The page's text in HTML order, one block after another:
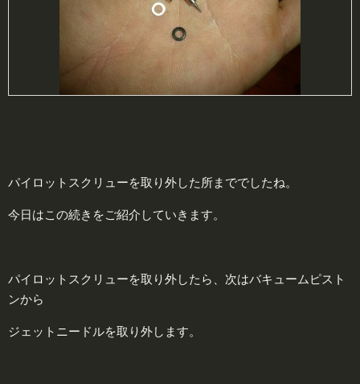
パイロットスクリューを取り外した所まででしたね。
今日はこの続きをご紹介していきます。
パイロットスクリューを取り外したら、次はバキュームピスト
ンから
ジェットニードルを取り外します。